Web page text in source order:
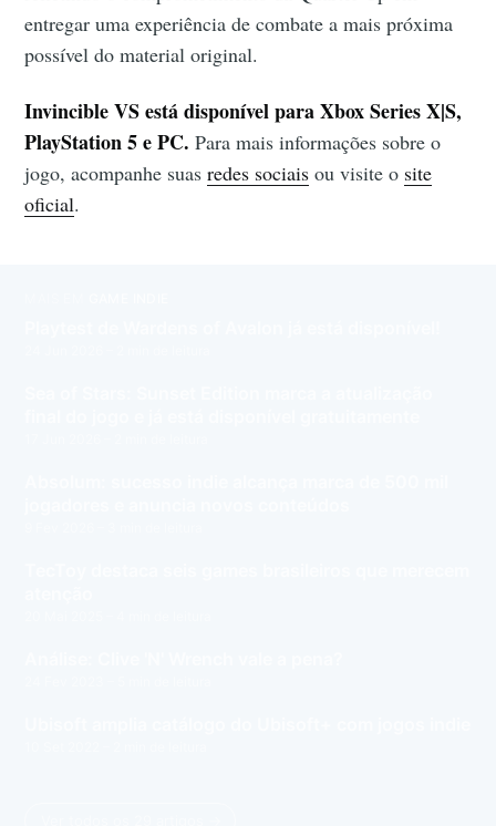
entregar uma experiência de combate a mais próxima
possível do material original.
Invincible VS está disponível para Xbox Series X|S,
PlayStation 5 e PC.Para mais informações sobre o
jogo, acompanhe suasredes sociais ou visite o site
oficial.